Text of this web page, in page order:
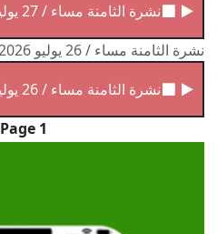
نشرة الثامنة مساء / 27 يوليو 2026
نشرة الثامنة مساء / 26 يوليو 2026
نشرة الثامنة مساء / 26 يوليو 2026
Page 1